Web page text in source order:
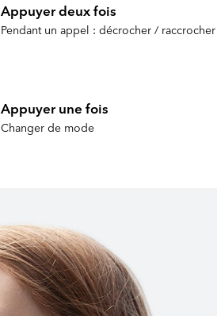
Appuyer deux fois
Pendant un appel : décrocher / raccrocher
Appuyer une fois
Changer de mode